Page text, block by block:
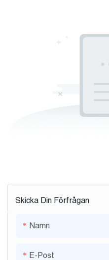
Skicka Din Förfrågan
Namn
E-Post